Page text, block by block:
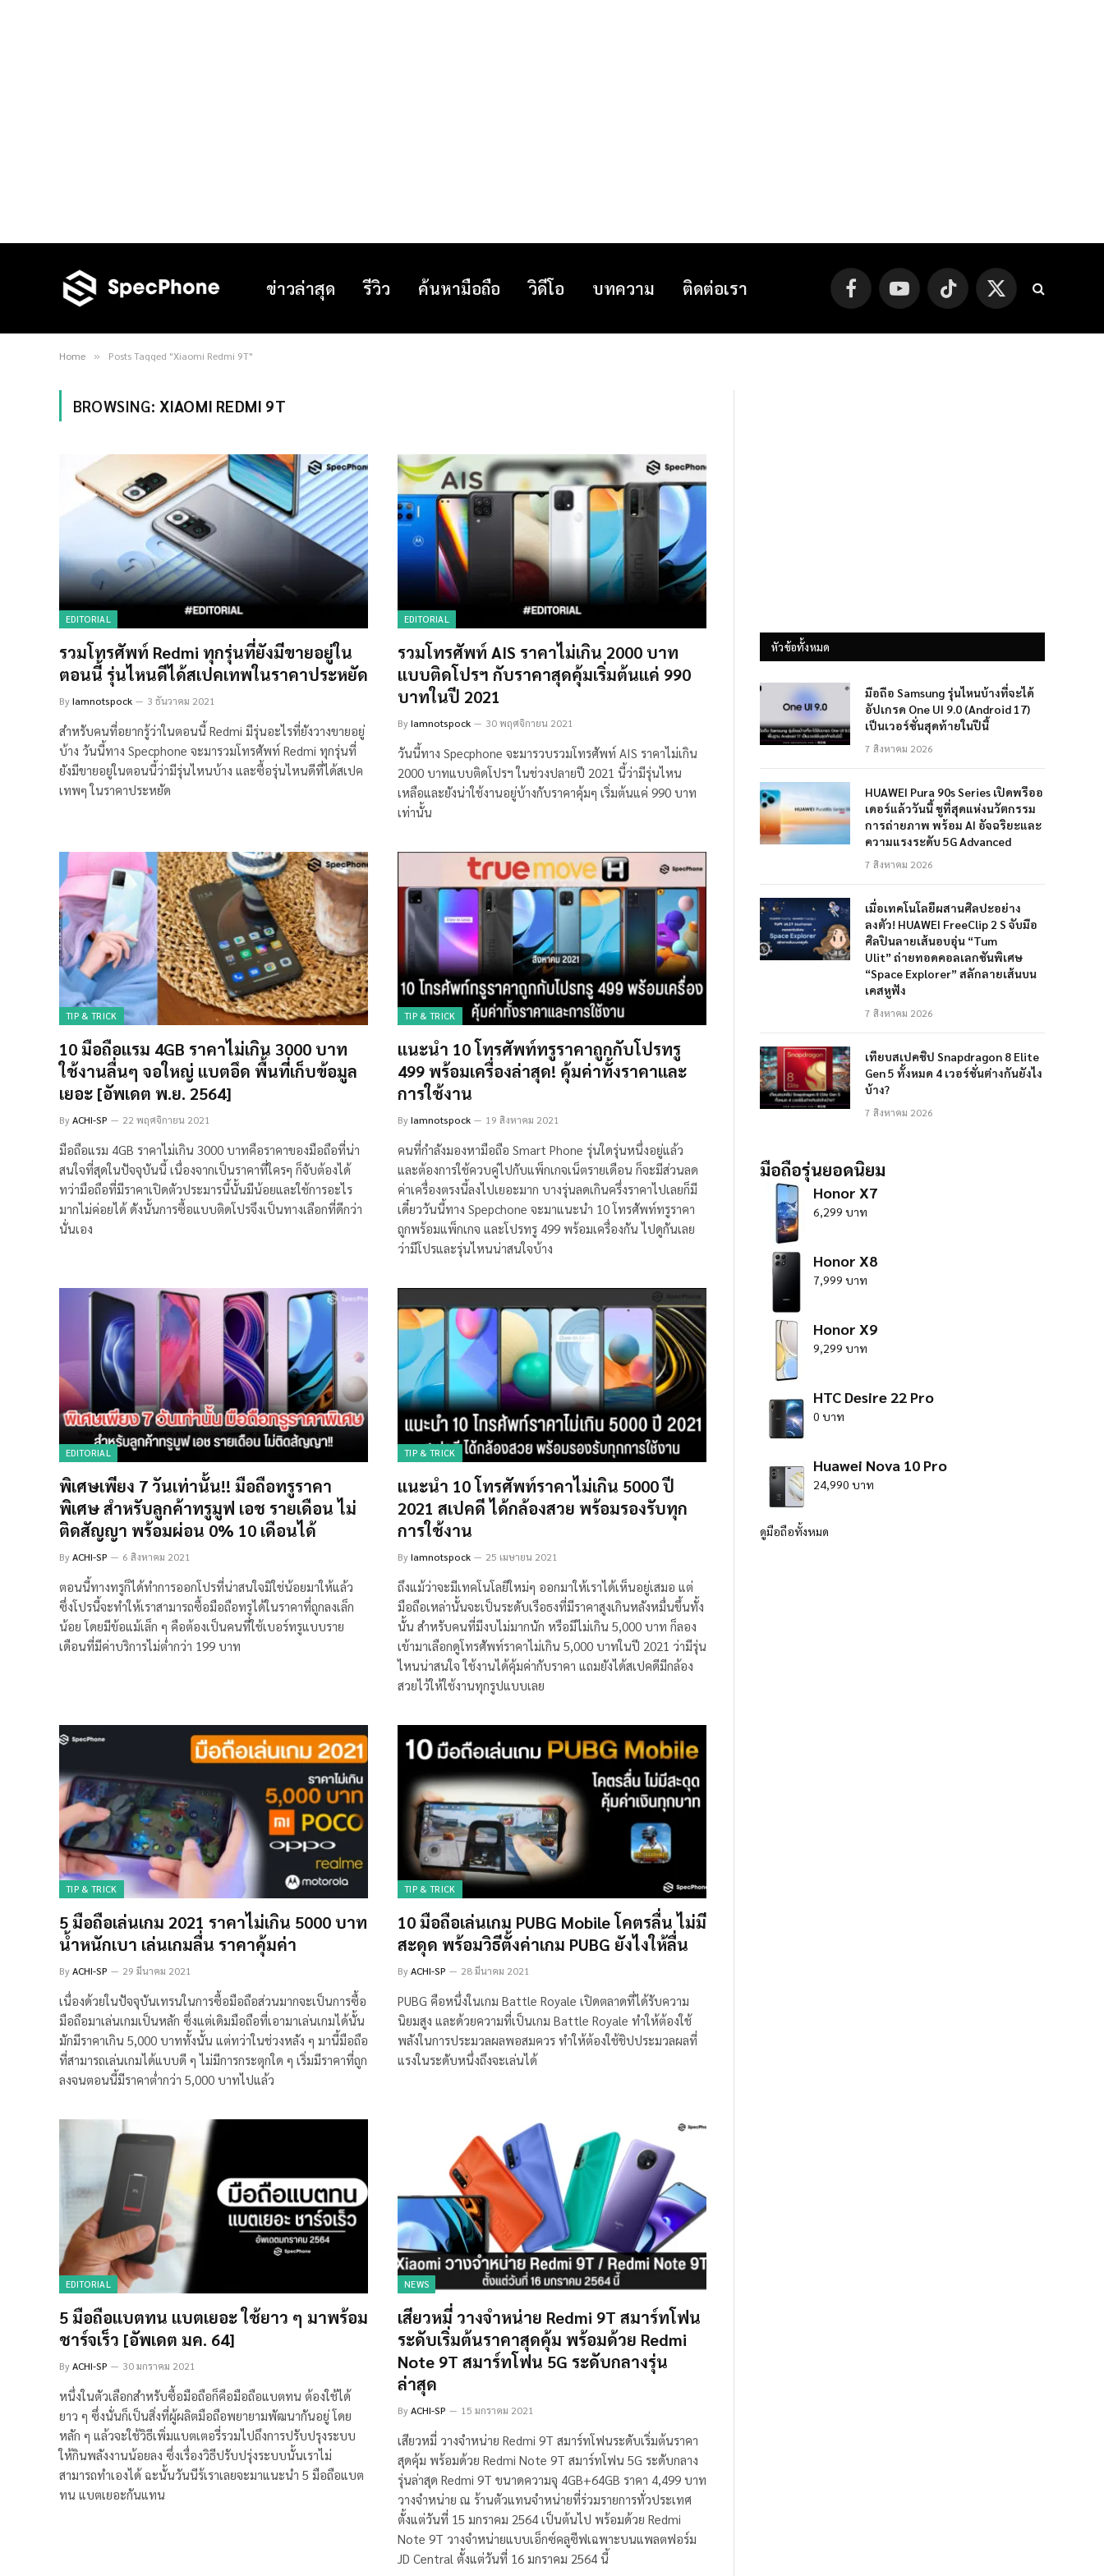
ข่าวล่าสุด รีวิว ค้นหามือถือ วิดีโอ บทความ ติดต่อเรา FacebookYouTube TikTok
X
(Twitter)
Home » Posts Tagged "Xiaomi Redmi 9T"
BROWSING: XIAOMI REDMI 9T
EDITORIAL
รวมโทรศัพท์ Redmi ทุกรุ่นที่ยังมีขายอยู่ใน
ตอนนี้ รุ่นไหนดีได้สเปคเทพในราคาประหยัด
ByIamnotspock 3 ธันวาคม 2021
สำหรับคนที่อยากรู้ว่าในตอนนี้ Redmi มีรุ่นอะไรที่ยังวางขายอยู่
บ้าง วันนี้ทาง Specphone จะมารวมโทรศัพท์ Redmi ทุกรุ่นที่
ยังมีขายอยู่ในตอนนี้ว่ามีรุ่นไหนบ้าง และซื้อรุ่นไหนดีที่ได้สเปค
เทพๆ ในราคาประหยัด
EDITORIAL
รวมโทรศัพท์ AIS ราคาไม่เกิน 2000 บาท
แบบติดโปรฯ กับราคาสุดคุ้มเริ่มต้นแค่ 990
บาทในปี 2021
ByIamnotspock 30 พฤศจิกายน 2021
วันนี้ทาง Specphone จะมารวบรวมโทรศัพท์ AIS ราคาไม่เกิน
2000 บาทแบบติดโปรฯ ในช่วงปลายปี 2021 นี้ว่ามีรุ่นไหน
เหลือและยังน่าใช้งานอยู่บ้างกับราคาคุ้มๆ เริ่มต้นแค่ 990 บาท
เท่านั้น
TIP & TRICK
10 มือถือแรม 4GB ราคาไม่เกิน 3000 บาท
ใช้งานลื่นๆ จอใหญ่ แบตอึด พื้นที่เก็บข้อมูล
เยอะ [อัพเดต พ.ย. 2564]
ByACHI-SP 22 พฤศจิกายน 2021
มือถือแรม 4GB ราคาไม่เกิน 3000 บาทคือราคาของมือถือที่น่า
สนใจที่สุดในปัจจุบันนี้ เนื่องจากเป็นราคาที่ใครๆ ก็จับต้องได้
ทว่ามือถือที่มีราคาเปิดตัวประมารนี้นั้นมีน้อยและใช้การอะไร
มากไม่ค่อยได้ ดังนั้นการซื้อแบบติดโปรจึงเป็นทางเลือกที่ดีกว่า
นั่นเอง
TIP & TRICK
แนะนำ 10 โทรศัพท์ทรูราคาถูกกับโปรทรู
499 พร้อมเครื่องล่าสุด! คุ้มค่าทั้งราคาและ
การใช้งาน
ByIamnotspock 19 สิงหาคม 2021
คนที่กำลังมองหามือถือ Smart Phone รุ่นใดรุ่นหนึ่งอยู่แล้ว
และต้องการใช้ควบคู่ไปกับแพ็กเกจเน็ตรายเดือน ก็จะมีส่วนลด
ค่าเครื่องตรงนี้ลงไปเยอะมาก บางรุ่นลดเกินครึ่งราคาไปเลยก็มี
เดี๋ยววันนี้ทาง Spepchone จะมาแนะนำ 10 โทรศัพท์ทรูราคา
ถูกพร้อมแพ็กเกจ และโปรทรู 499 พร้อมเครื่องกัน ไปดูกันเลย
ว่ามีโปรและรุ่นไหนน่าสนใจบ้าง
EDITORIAL
พิเศษเพียง 7 วันเท่านั้น!! มือถือทรูราคา
พิเศษ สำหรับลูกค้าทรูมูฟ เอช รายเดือน ไม่
ติดสัญญา พร้อมผ่อน 0% 10 เดือนได้
ByACHI-SP 6 สิงหาคม 2021
ตอนนี้ทางทรูก็ได้ทำการออกโปรที่น่าสนใจมิใช่น้อยมาให้แล้ว
ซึ่งโปรนี้จะทำให้เราสามารถซื้อมือถือทรูได้ในราคาที่ถูกลงเล็ก
น้อย โดยมีข้อแม้เล็ก ๆ คือต้องเป็นคนที่ใช้เบอร์ทรูแบบราย
เดือนที่มีค่าบริการไม่ต่ำกว่า 199 บาท
TIP & TRICK
แนะนำ 10 โทรศัพท์ราคาไม่เกิน 5000 ปี
2021 สเปคดี ได้กล้องสวย พร้อมรองรับทุก
การใช้งาน
ByIamnotspock 25 เมษายน 2021
ถึงแม้ว่าจะมีเทคโนโลยีใหม่ๆ ออกมาให้เราได้เห็นอยู่เสมอ แต่
มือถือเหล่านั้นจะเป็นระดับเรือธงที่มีราคาสูงเกินหลังหมื่นขึ้นทั้ง
นั้น สำหรับคนที่มีงบไม่มากนัก หรือมีไม่เกิน 5,000 บาท ก็ลอง
เข้ามาเลือกดูโทรศัพท์ราคาไม่เกิน 5,000 บาทในปี 2021 ว่ามีรุ่น
ไหนน่าสนใจ ใช้งานได้คุ้มค่ากับราคา แถมยังได้สเปคดีมีกล้อง
สวยไว้ให้ใช้งานทุกรูปแบบเลย
TIP & TRICK
5 มือถือเล่นเกม 2021 ราคาไม่เกิน 5000 บาท
น้ำหนักเบา เล่นเกมลื่น ราคาคุ้มค่า
ByACHI-SP 29 มีนาคม 2021
เนื่องด้วยในปัจจุบันเทรนในการซื้อมือถือส่วนมากจะเป็นการซื้อ
มือถือมาเล่นเกมเป็นหลัก ซึ่งแต่เดิมมือถือที่เอามาเล่นเกมได้นั้น
มักมีราคาเกิน 5,000 บาททั้งนั้น แต่ทว่าในช่วงหลัง ๆ มานี้มือถือ
ที่สามารถเล่นเกมได้แบบดี ๆ ไม่มีการกระตุกใด ๆ เริ่มมีราคาที่ถูก
ลงจนตอนนี้มีราคาต่ำกว่า 5,000 บาทไปแล้ว
TIP & TRICK
10 มือถือเล่นเกม PUBG Mobile โคตรลื่น ไม่มี
สะดุด พร้อมวิธีตั้งค่าเกม PUBG ยังไงให้ลื่น
ByACHI-SP 28 มีนาคม 2021
PUBG คือหนึ่งในเกม Battle Royale เปิดตลาดที่ได้รับความ
นิยมสูง และด้วยความที่เป็นเกม Battle Royale ทำให้ต้องใช้
พลังในการประมวลผลพอสมควร ทำให้ต้องใช้ชิปประมวลผลที่
แรงในระดับหนึ่งถึงจะเล่นได้
EDITORIAL
5 มือถือแบตทน แบตเยอะ ใช้ยาว ๆ มาพร้อม
ชาร์จเร็ว [อัพเดต มค. 64]
ByACHI-SP 30 มกราคม 2021
หนึ่งในตัวเลือกสำหรับซื้อมือถือก็คือมือถือแบตทน ต้องใช้ได้
ยาว ๆ ซึ่งนั่นก็เป็นสิ่งที่ผู้ผลิตมือถือพยายามพัฒนากันอยู่ โดย
หลัก ๆ แล้วจะใช้วิธีเพิ่มแบตเตอรี่รวมไปถึงการปรับปรุงระบบ
ให้กินพลังงานน้อยลง ซึ่งเรื่องวิธีปรับปรุ่งระบบนั้นเราไม่
สามารถทำเองได้ ฉะนั้นวันนีร้เราเลยจะมาแนะนำ 5 มือถือแบต
ทน แบตเยอะกันแทน
NEWS
เสียวหมี่ วางจำหน่าย Redmi 9T สมาร์ทโฟน
ระดับเริ่มต้นราคาสุดคุ้ม พร้อมด้วย Redmi
Note 9T สมาร์ทโฟน 5G ระดับกลางรุ่น
ล่าสุด
ByACHI-SP 15 มกราคม 2021
เสียวหมี่ วางจำหน่าย Redmi 9T สมาร์ทโฟนระดับเริ่มต้นราคา
สุดคุ้ม พร้อมด้วย Redmi Note 9T สมาร์ทโฟน 5G ระดับกลาง
รุ่นล่าสุด Redmi 9T ขนาดความจุ 4GB+64GB ราคา 4,499 บาท
วางจำหน่าย ณ ร้านตัวแทนจำหน่ายที่ร่วมรายการทั่วประเทศ
ตั้งแต่วันที่ 15 มกราคม 2564 เป็นต้นไป พร้อมด้วย Redmi
Note 9T วางจำหน่ายแบบเอ็กซ์คลูซีฟเฉพาะบนแพลตฟอร์ม
JD Central ตั้งแต่วันที่ 16 มกราคม 2564 นี้
หัวข้อทั้งหมด
มือถือ Samsung รุ่นไหนบ้างที่จะได้
อัปเกรด One UI 9.0 (Android 17)
เป็นเวอร์ชั่นสุดท้ายในปีนี้
7 สิงหาคม 2026
HUAWEI Pura 90s Series เปิดพรีออ
เดอร์แล้ววันนี้ ชูที่สุดแห่งนวัตกรรม
การถ่ายภาพ พร้อม AI อัจฉริยะและ
ความแรงระดับ 5G Advanced
7 สิงหาคม 2026
เมื่อเทคโนโลยีผสานศิลปะอย่าง
ลงตัว! HUAWEI FreeClip 2 S จับมือ
ศิลปินลายเส้นอบอุ่น “Tum
Ulit” ถ่ายทอดคอลเลกชันพิเศษ
“Space Explorer” สลักลายเส้นบน
เคสหูฟัง
7 สิงหาคม 2026
เทียบสเปคชิป Snapdragon 8 Elite
Gen 5 ทั้งหมด 4 เวอร์ชั่นต่างกันยังไง
บ้าง?
7 สิงหาคม 2026
มือถือรุ่นยอดนิยม
Honor X7
6,299 บาท
Honor X8
7,999 บาท
Honor X9
9,299 บาท
HTC Desire 22 Pro
0 บาท
Huawei Nova 10 Pro
24,990 บาท
ดูมือถือทั้งหมด